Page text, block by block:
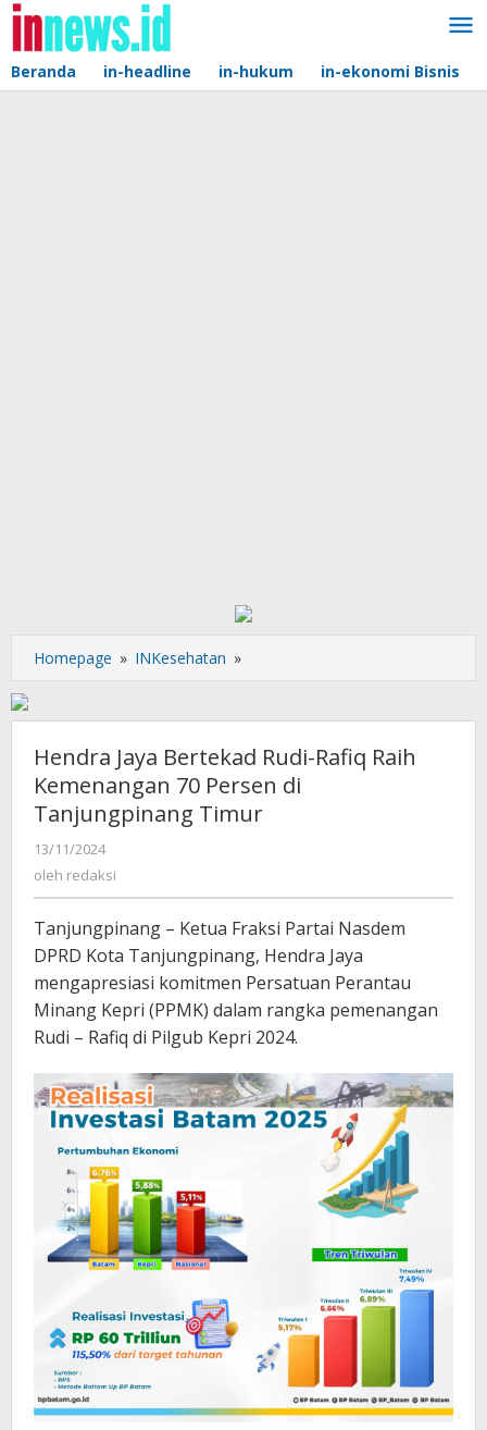
Lewati
konten
Beranda in-headline in-hukum in-ekonomi Bisnis
Homepage » INKesehatan »
Jaya
Rudi-
Rafiq
Raih
Kemenangan
70
Hendra Jaya Bertekad Rudi-Rafiq Raih
Kemenangan 70 Persen di
Tanjungpinang Timur
13/11/2024
redaksi
oleh redaksi
Tanjungpinang – Ketua Fraksi Partai Nasdem
DPRD Kota Tanjungpinang, Hendra Jaya
mengapresiasi komitmen Persatuan Perantau
Minang Kepri (PPMK) dalam rangka pemenangan
Rudi – Rafiq di Pilgub Kepri 2024.